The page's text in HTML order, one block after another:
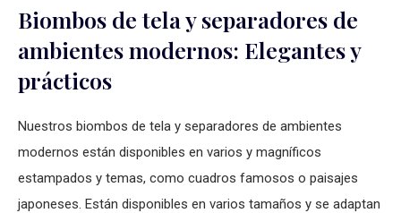
Biombos de tela y separadores de
ambientes modernos: Elegantes y
prácticos
Nuestros biombos de tela y separadores de ambientes
modernos están disponibles en varios y magníficos
estampados y temas, como cuadros famosos o paisajes
japoneses. Están disponibles en varios tamaños y se adaptan